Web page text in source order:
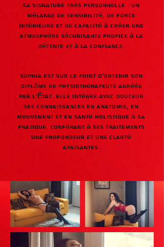
sa signature très personnelle : un
mélange de sensibilité, de force
intérieure et de capacité à créer une
atmosphère sécurisante propice à la
détente et à la confiance.
Sophia est sur le point d'obtenir son
diplôme de physiothérapeute agréée
par l'État. Elle intègre avec douceur
ses connaissances en anatomie, en
mouvement et en santé holistique à sa
pratique, conférant à ses traitements
une profondeur et une clarté
apaisantes.